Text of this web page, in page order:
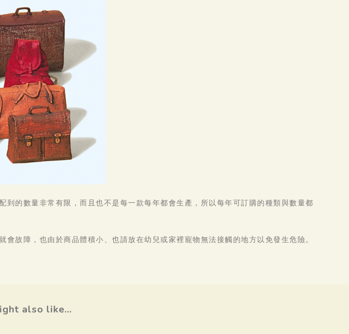
的數量非常有限，而且也不是每一款每年都會生產，所以每年可訂購的種類與數量都
故障，也由於商品體積小、也請放在幼兒或家裡寵物無法接觸的地方以免發生危險。
also like...